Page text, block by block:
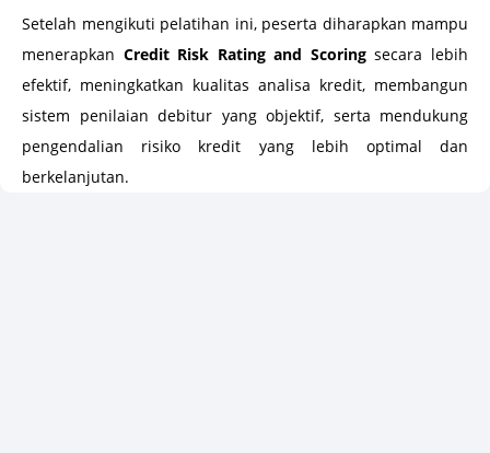
Setelah mengikuti pelatihan ini, peserta diharapkan mampu
menerapkan Credit Risk Rating and Scoringsecara lebih
efektif, meningkatkan kualitas analisa kredit, membangun
sistem penilaian debitur yang objektif, serta mendukung
pengendalian risiko kredit yang lebih optimal dan
berkelanjutan.